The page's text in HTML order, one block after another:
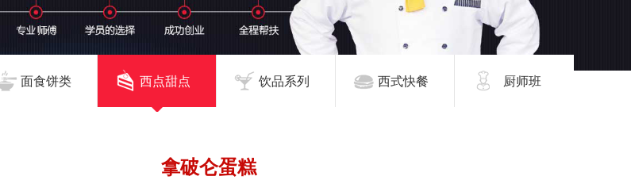
面食饼类 西点甜点 饮品系列 西式快餐 厨师班
拿破仑蛋糕